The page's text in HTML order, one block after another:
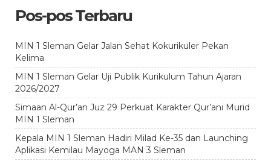
Pos-pos Terbaru
MIN 1 Sleman Gelar Jalan Sehat Kokurikuler Pekan
Kelima
MIN 1 Sleman Gelar Uji Publik Kurikulum Tahun Ajaran
2026/2027
Simaan Al-Qur’an Juz 29 Perkuat Karakter Qur’ani Murid
MIN 1 Sleman
Kepala MIN 1 Sleman Hadiri Milad Ke-35 dan Launching
Aplikasi Kemilau Mayoga MAN 3 Sleman